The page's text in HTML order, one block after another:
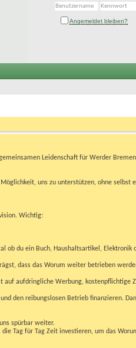
Angemeldet bleiben?
Leidenschaft für Werder
uns zu unterstützen, ohne selbst
Wichtig:
ob du ein Buch, Haushaltsartikel, Elektronik
dass das Worum weiter betrieben
auf aufdringliche Werbung, kostenpflichtige
den reibungslosen Betrieb finanzieren.
spürbar weiter.
Tag für Tag Zeit investieren, um das